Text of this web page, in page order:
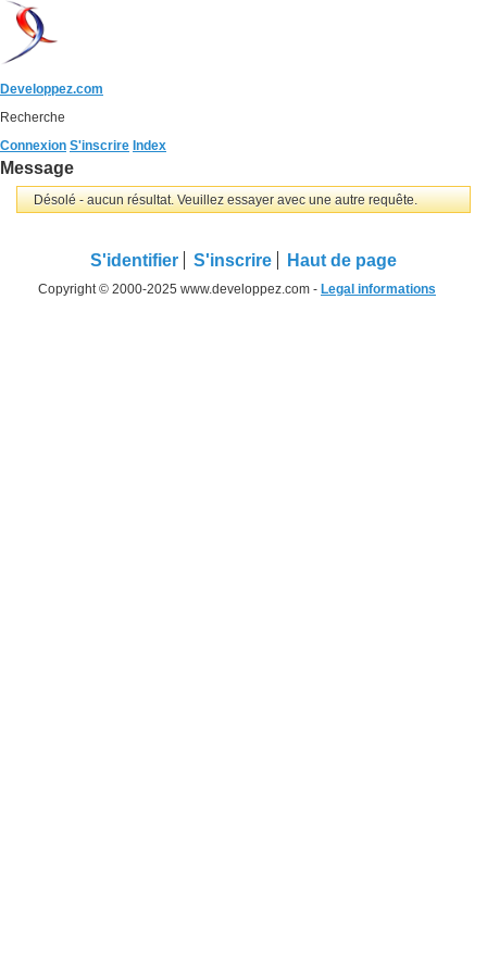
Developpez.com
Recherche
Connexion S'inscrire Index
Message
Désolé - aucun résultat. Veuillez essayer avec une autre requête.
S'identifier S'inscrire Haut de page
Copyright © 2000-2025 www.developpez.com - Legal informations